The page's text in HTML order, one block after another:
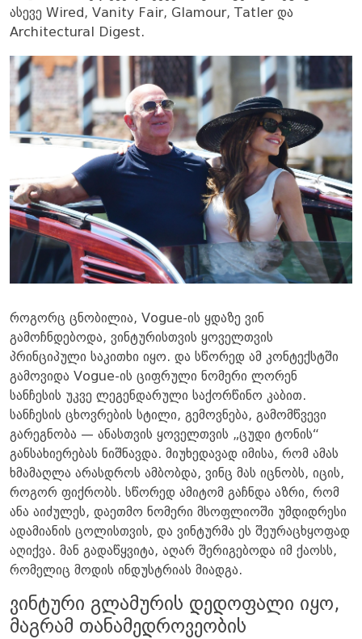
ასევე Wired, Vanity Fair, Glamour, Tatler და
Architectural Digest.
როგორც ცნობილია, Vogue-ის ყდაზე ვინ
გამოჩნდებოდა, ვინტურისთვის ყოველთვის
პრინციპული საკითხი იყო. და სწორედ ამ კონტექსტში
გამოვიდა Vogue-ის ციფრული ნომერი ლორენ
სანჩესის უკვე ლეგენდარული საქორწინო კაბით.
სანჩესის ცხოვრების სტილი, გემოვნება, გამომწვევი
გარეგნობა — ანასთვის ყოველთვის „ცუდი ტონის“
განსახიერებას ნიშნავდა. მიუხედავად იმისა, რომ ამას
ხმამაღლა არასდროს ამბობდა, ვინც მას იცნობს, იცის,
როგორ ფიქრობს. სწორედ ამიტომ გაჩნდა აზრი, რომ
ანა აიძულეს, დაეთმო ნომერი მსოფლიოში უმდიდრესი
ადამიანის ცოლისთვის, და ვინტურმა ეს შეურაცხყოფად
აღიქვა. მან გადაწყვიტა, აღარ შერიგებოდა იმ ქაოსს,
რომელიც მოდის ინდუსტრიას მიადგა.
ვინტური გლამურის დედოფალი იყო,
მაგრამ თანამედროვეობის